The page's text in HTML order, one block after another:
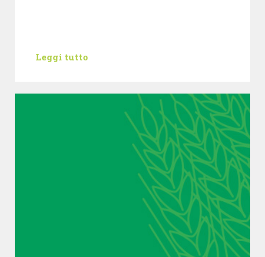
Leggi tutto